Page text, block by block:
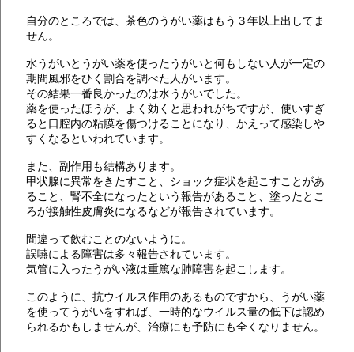
自分のところでは、茶色のうがい薬はもう３年以上出してま
せん。
水うがいとうがい薬を使ったうがいと何もしない人が一定の
期間風邪をひく割合を調べた人がいます。
その結果一番良かったのは水うがいでした。
薬を使ったほうが、よく効くと思われがちですが、使いすぎ
ると口腔内の粘膜を傷つけることになり、かえって感染しや
すくなるといわれています。
また、副作用も結構あります。
甲状腺に異常をきたすこと、ショック症状を起こすことがあ
ること、腎不全になったという報告があること、塗ったとこ
ろが接触性皮膚炎になるなどが報告されています。
間違って飲むことのないように。
誤嚥による障害は多々報告されています。
気管に入ったうがい液は重篤な肺障害を起こします。
このように、抗ウイルス作用のあるものですから、うがい薬
を使ってうがいをすれば、一時的なウイルス量の低下は認め
られるかもしませんが、治療にも予防にも全くなりません。